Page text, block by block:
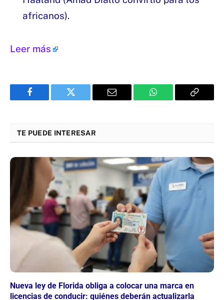
africanos).
Leer más
Facebook Twitter Email WhatsApp Copy
TE PUEDE INTERESAR
Nueva ley de Florida obliga a colocar una marca en
licencias de conducir: quiénes deberán actualizarla